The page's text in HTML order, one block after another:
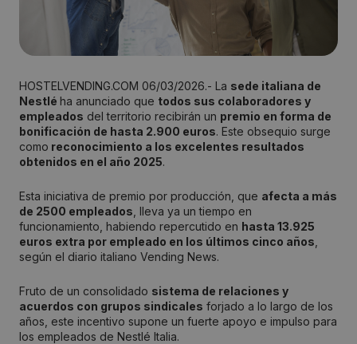
HOSTELVENDING.COM 06/03/2026.- La sede italiana de
Nestlé ha anunciado que todos sus colaboradores y
empleados del territorio recibirán un premio en forma de
bonificación de hasta 2.900 euros. Este obsequio surge
como reconocimiento a los excelentes resultados
obtenidos en el año 2025.
Esta iniciativa de premio por producción, que afecta a más
de 2500 empleados , lleva ya un tiempo en
funcionamiento, habiendo repercutido en hasta 13.925
euros extra por empleado en los últimos cinco años
según el diario italiano Vending News.
Fruto de un consolidado sistema de relaciones y
acuerdos con grupos sindicales forjado a lo largo de los
años, este incentivo supone un fuerte apoyo e impulso para
los empleados de Nestlé Italia.